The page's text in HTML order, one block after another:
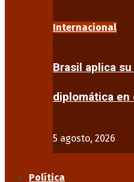
Internacional
Brasil aplica
diplomática en
5 agosto, 2026
Política